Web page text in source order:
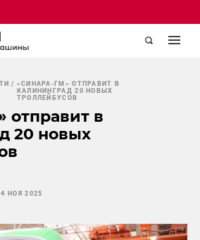
«СИНАРА-ГМ» ОТПРАВИТ В
КАЛИНИНГРАД 20 НОВЫХ
ТРОЛЛЕЙБУСОВ
отправит в
20 новых
НОЯ 2025